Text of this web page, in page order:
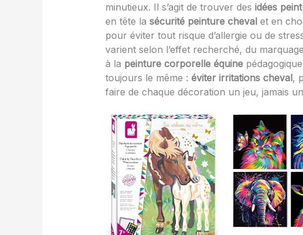
minutieux. Il s’agit de trouver des idées
en tête la sécurité peinture chevalet en
pour éviter tout risque d’allergie ou de
varient selon l’effet recherché, du
à la peinture corporelle équine
toujours le même : éviter irritations cheval,
faire de chaque décoration un jeu, jamais